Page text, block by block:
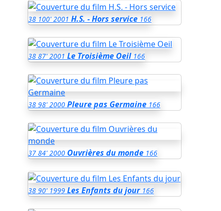
38 100' 2001 H.S. - Hors service 166
38 87' 2001 Le Troisième Oeil 166
38 98' 2000 Pleure pas Germaine 166
37 84' 2000 Ouvrières du monde 166
38 90' 1999 Les Enfants du jour 166